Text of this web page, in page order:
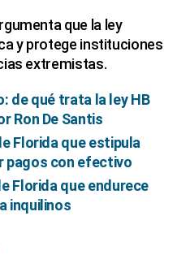
que la ley
y protege instituciones
extremistas.
de qué trata la ley HB
Ron De Santis
Florida que estipula
pagos con efectivo
Florida que endurece
inquilinos